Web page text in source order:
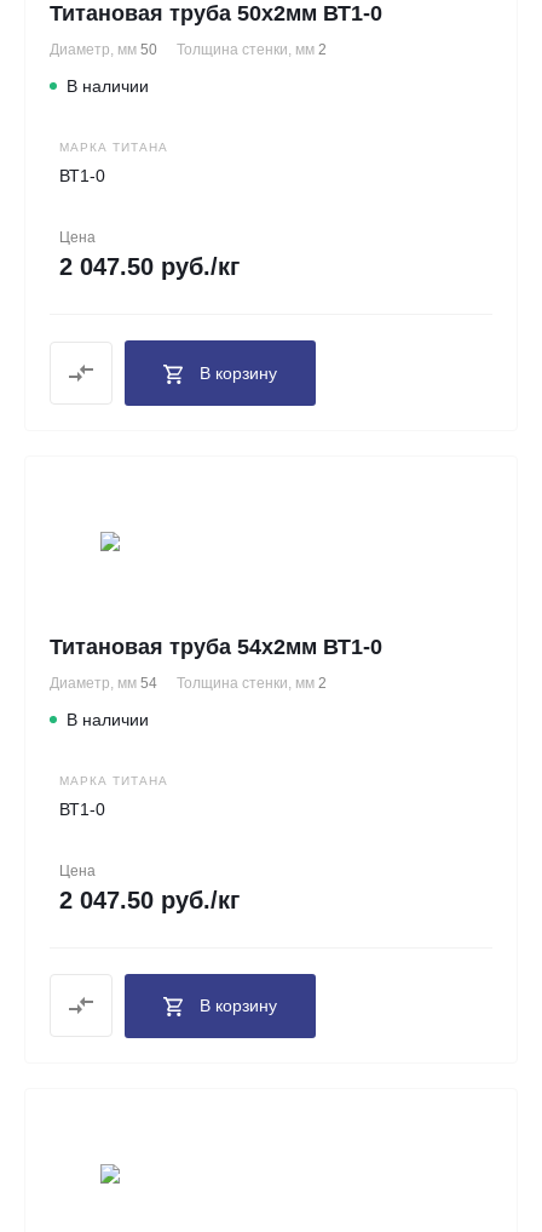
Титановая труба 50х2мм ВТ1-0
Диаметр, мм 50 Толщина стенки, мм 2
В наличии
МАРКА ТИТАНА
ВТ1-0
Цена
2 047.50 руб./кг
В корзину
Титановая труба 54х2мм ВТ1-0
Диаметр, мм 54 Толщина стенки, мм 2
В наличии
МАРКА ТИТАНА
ВТ1-0
Цена
2 047.50 руб./кг
В корзину